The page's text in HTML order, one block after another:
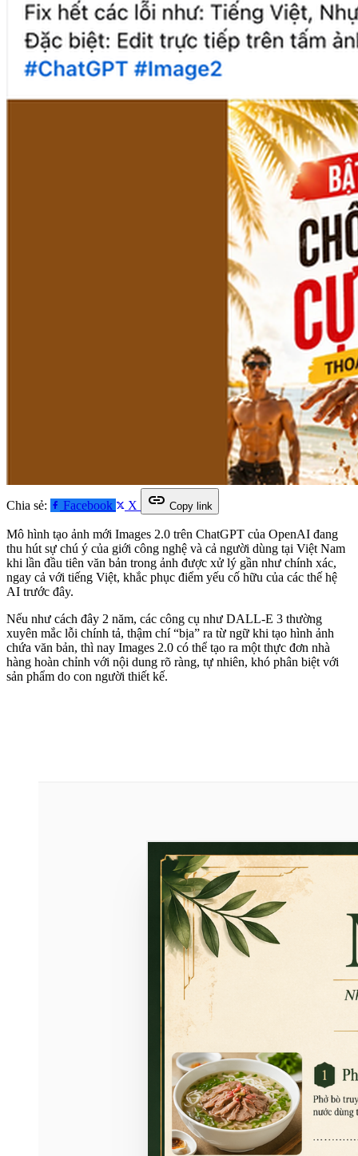
Chia sẻ: Facebook X link Copy link
Mô hình tạo ảnh mới Images 2.0 trên ChatGPT của OpenAI đang
thu hút sự chú ý của giới công nghệ và cả người dùng tại Việt Nam
khi lần đầu tiên văn bản trong ảnh được xử lý gần như chính xác,
ngay cả với tiếng Việt, khắc phục điểm yếu cố hữu của các thế hệ
AI trước đây.
Nếu như cách đây 2 năm, các công cụ như DALL-E 3 thường
xuyên mắc lỗi chính tả, thậm chí “bịa” ra từ ngữ khi tạo hình ảnh
chứa văn bản, thì nay Images 2.0 có thể tạo ra một thực đơn nhà
hàng hoàn chỉnh với nội dung rõ ràng, tự nhiên, khó phân biệt với
sản phẩm do con người thiết kế.